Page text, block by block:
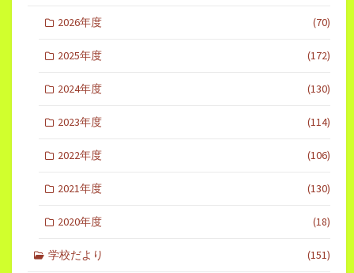
2026年度 (70)
2025年度 (172)
2024年度 (130)
2023年度 (114)
2022年度 (106)
2021年度 (130)
2020年度 (18)
学校だより (151)